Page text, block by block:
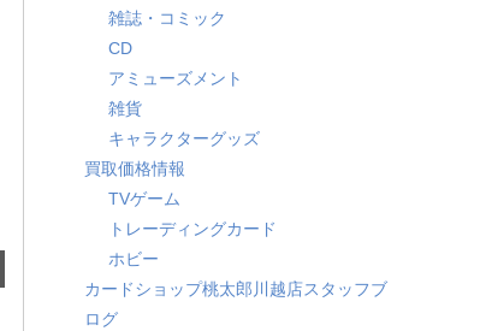
雑誌・コミック
CD
アミューズメント
雑貨
キャラクターグッズ
買取価格情報
TVゲーム
トレーディングカード
ホビー
カードショップ桃太郎川越店スタッフブ
ログ